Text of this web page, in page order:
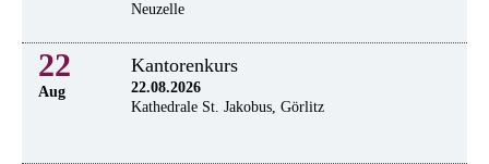
Neuzelle
22
Aug
Kantorenkurs
22.08.2026
Kathedrale St. Jakobus, Görlitz